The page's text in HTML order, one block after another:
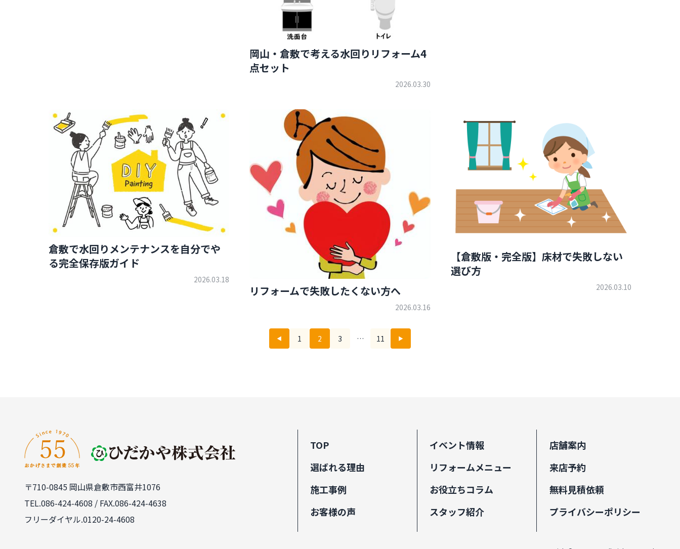
岡山・倉敷で考える水回りリフォーム4
点セット
2026.03.30
倉敷で水回りメンテナンスを自分でや
る完全保存版ガイド
2026.03.18
リフォームで失敗したくない方へ
2026.03.16
【倉敷版・完全版】床材で失敗しない
選び方
2026.03.10
◀ 1 2 3 … 11 ▶
〒710-0845 岡山県倉敷市西富井1076
TEL.086-424-4608 / FAX.086-424-4638
フリーダイヤル.0120-24-4608
TOP
選ばれる理由
施工事例
お客様の声
イベント情報
リフォームメニュー
お役立ちコラム
スタッフ紹介
店舗案内
来店予約
無料見積依頼
プライバシーポリシー